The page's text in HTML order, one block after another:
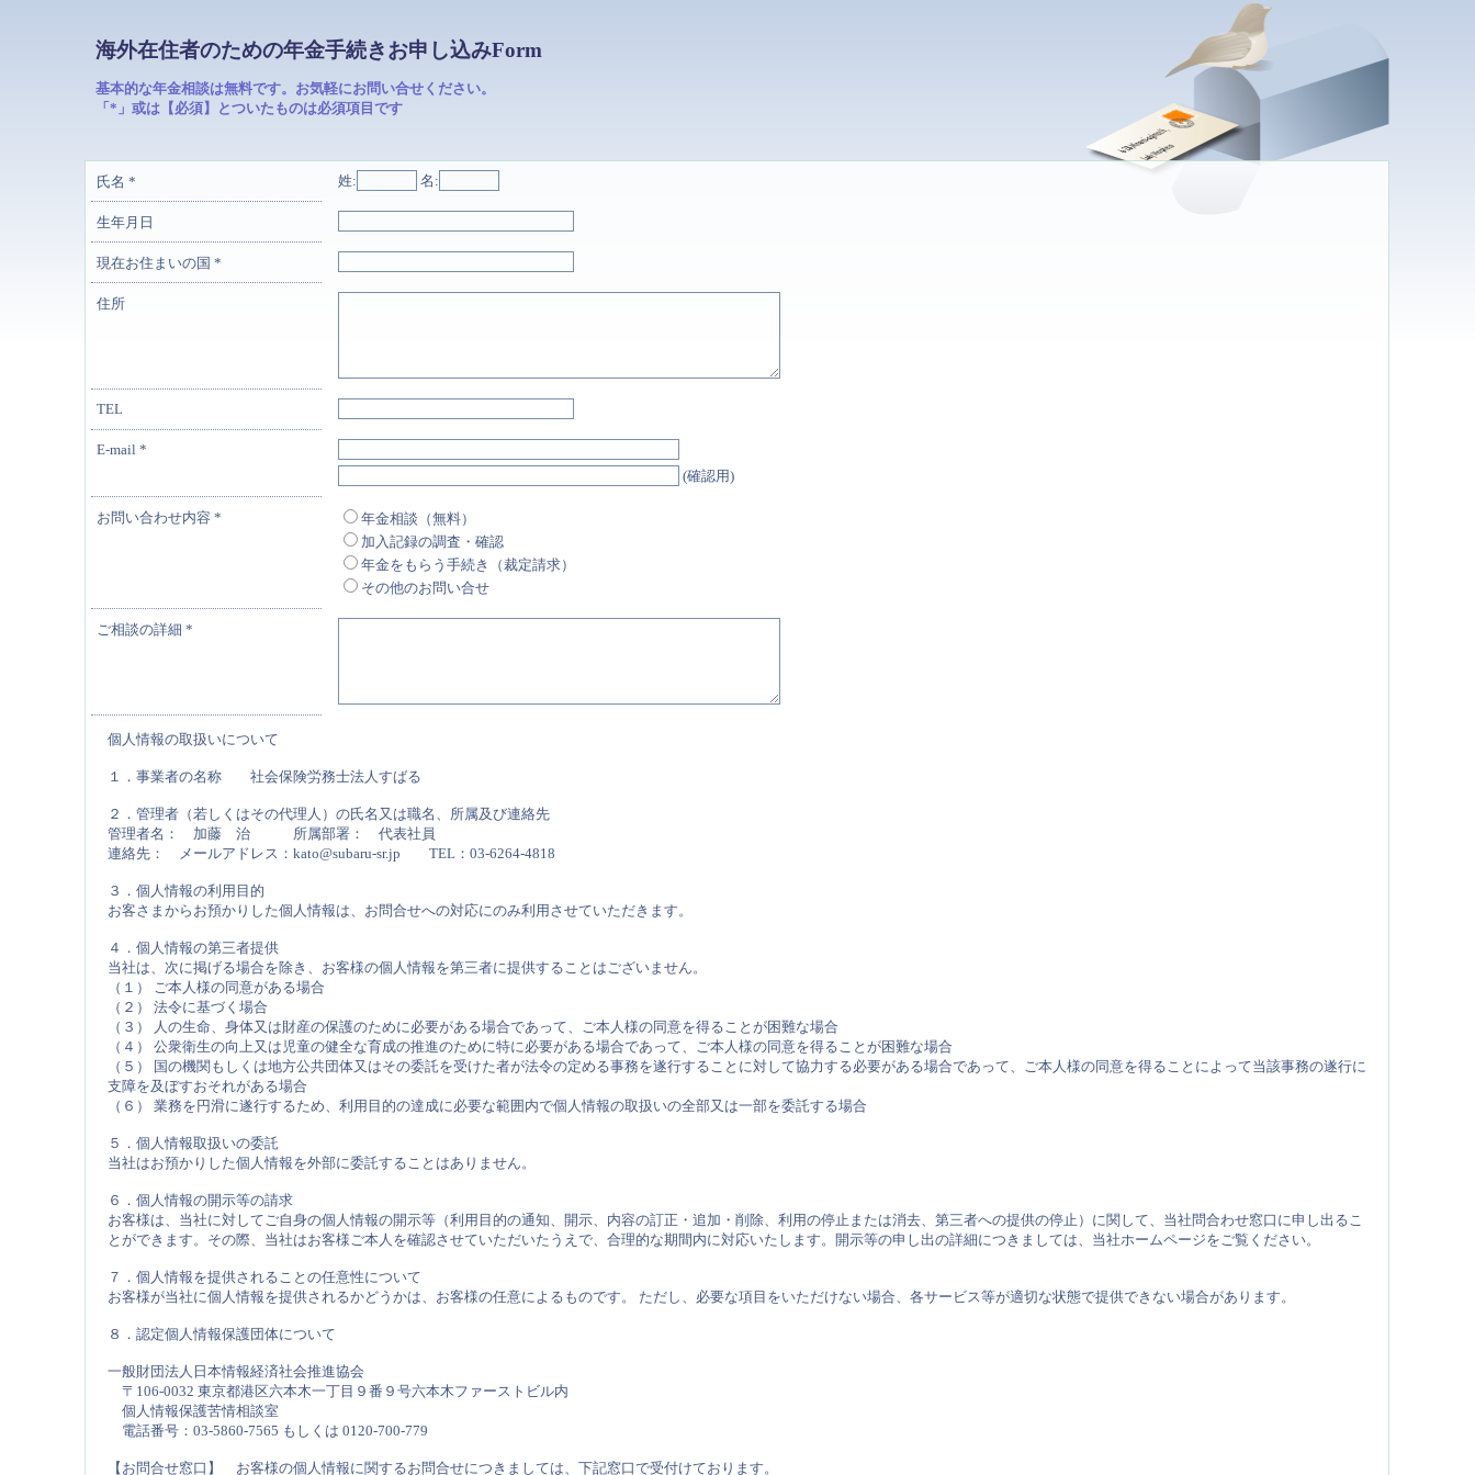
海外在住者のための年金手続きお申し込みForm
基本的な年金相談は無料です。お気軽にお問い合せください。
「*」或は【必須】とついたものは必須項目です
氏名* 姓: 名:
生年月日
現在お住まいの国*
住所
TEL
E-mail*
(確認用)
お問い合わせ内容*
年金相談（無料）
加入記録の調査・確認
年金をもらう手続き（裁定請求）
その他のお問い合せ
ご相談の詳細*
個人情報の取扱いについて
１．事業者の名称 社会保険労務士法人すばる
２．管理者（若しくはその代理人）の氏名又は職名、所属及び連絡先
管理者名： 加藤 治 所属部署： 代表社員
連絡先： メールアドレス：kato@subaru-sr.jp TEL：03-6264-4818
３．個人情報の利用目的
お客さまからお預かりした個人情報は、お問合せへの対応にのみ利用させていただきます。
４．個人情報の第三者提供
当社は、次に掲げる場合を除き、お客様の個人情報を第三者に提供することはございません。
（１） ご本人様の同意がある場合
（２） 法令に基づく場合
（３） 人の生命、身体又は財産の保護のために必要がある場合であって、ご本人様の同意を得ることが困難な場合
（４） 公衆衛生の向上又は児童の健全な育成の推進のために特に必要がある場合であって、ご本人様の同意を得ることが困難な場合
（５） 国の機関もしくは地方公共団体又はその委託を受けた者が法令の定める事務を遂行することに対して協力する必要がある場合であって、ご本人様の同意を得ることによって当該事務の遂行に
支障を及ぼすおそれがある場合
（６） 業務を円滑に遂行するため、利用目的の達成に必要な範囲内で個人情報の取扱いの全部又は一部を委託する場合
５．個人情報取扱いの委託
当社はお預かりした個人情報を外部に委託することはありません。
６．個人情報の開示等の請求
お客様は、当社に対してご自身の個人情報の開示等（利用目的の通知、開示、内容の訂正・追加・削除、利用の停止または消去、第三者への提供の停止）に関して、当社問合わせ窓口に申し出るこ
とができます。その際、当社はお客様ご本人を確認させていただいたうえで、合理的な期間内に対応いたします。開示等の申し出の詳細につきましては、当社ホームページをご覧ください。
７．個人情報を提供されることの任意性について
お客様が当社に個人情報を提供されるかどうかは、お客様の任意によるものです。 ただし、必要な項目をいただけない場合、各サービス等が適切な状態で提供できない場合があります。
８．認定個人情報保護団体について
一般財団法人日本情報経済社会推進協会
〒106-0032 東京都港区六本木一丁目９番９号六本木ファーストビル内
個人情報保護苦情相談室
電話番号：03-5860-7565 もしくは 0120-700-779
【お問合せ窓口】 お客様の個人情報に関するお問合せにつきましては、下記窓口で受付けております。